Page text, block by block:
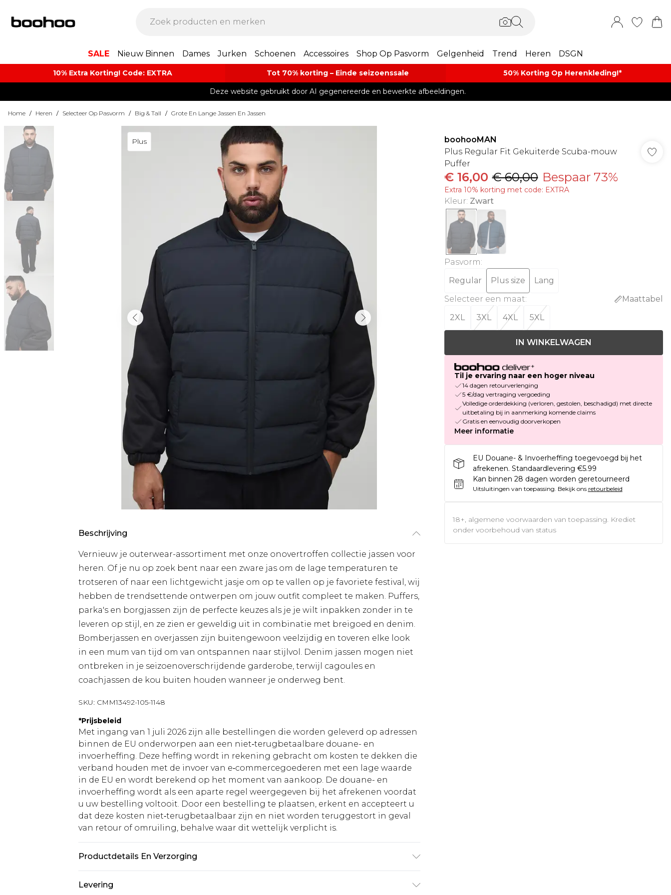
SALE Nieuw Binnen Dames Jurken Schoenen Accessoires Shop Op Pasvorm Gelgenheid Trend Heren DSGN
10% Extra Korting! Code: EXTRA​ Tot 70% korting – Einde seizoenssale 50% Korting Op Herenkleding​!*​
Deze website gebruikt door AI gegenereerde en bewerkte afbeeldingen.
Home / Heren / Selecteer Op Pasvorm / Big & Tall / Grote En Lange Jassen En Jassen
Plus
Beschrijving
Vernieuw je outerwear-assortiment met onze onovertroffen collectie jassen voor
heren. Of je nu op zoek bent naar een zware jas om de lage temperaturen te
trotseren of naar een lichtgewicht jasje om op te vallen op je favoriete festival, wij
hebben de trendsettende ontwerpen om jouw outfit compleet te maken. Puffers,
parka's en borgjassen zijn de perfecte keuzes als je je wilt inpakken zonder in te
leveren op stijl, en ze zien er geweldig uit in combinatie met breigoed en denim.
Bomberjassen en overjassen zijn buitengewoon veelzijdig en toveren elke look
in een mum van tijd om van ontspannen naar stijlvol. Denim jassen mogen niet
ontbreken in je seizoenoverschrijdende garderobe, terwijl cagoules en
coachjassen de kou buiten houden wanneer je onderweg bent.
SKU: CMM13492-105-1148
*Prijsbeleid
Met ingang van 1 juli 2026 zijn alle bestellingen die worden geleverd op adressen
binnen de EU onderworpen aan een niet‑terugbetaalbare douane- en
invoerheffing. Deze heffing wordt in rekening gebracht om kosten te dekken die
verband houden met de invoer van e‑commercegoederen met een lage waarde
in de EU en wordt berekend op het moment van aankoop. De douane- en
invoerheffing wordt als een aparte regel weergegeven bij het afrekenen voordat
u uw bestelling voltooit. Door een bestelling te plaatsen, erkent en accepteert u
dat deze kosten niet‑terugbetaalbaar zijn en niet worden teruggestort in geval
van retour of omruiling, behalve waar dit wettelijk verplicht is.
Productdetails En Verzorging
Levering
boohooMAN
Plus Regular Fit Gekuiterde Scuba-mouw
Puffer
€ 16,00 € 60,00 Bespaar 73%
Extra 10% korting met code: EXTRA
Kleur: Zwart
Pasvorm:
Regular
Plus size
Lang
Selecteer een maat:
Maattabel
2XL
3XL 4XL 5XL
IN WINKELWAGEN
Til je ervaring naar een hoger niveau
14 dagen retourverlenging
5 €/dag vertraging vergoeding
Volledige orderdekking (verloren, gestolen, beschadigd) met directe
uitbetaling bij in aanmerking komende claims
Gratis en eenvoudig doorverkopen
Meer informatie
EU Douane- & Invoerheffing toegevoegd bij het
afrekenen. Standaardlevering €5.99
Kan binnen 28 dagen worden geretourneerd
Uitsluitingen van toepassing. Bekijk ons retourbeleid
18+, algemene voorwaarden van toepassing. Krediet
onder voorbehoud van status